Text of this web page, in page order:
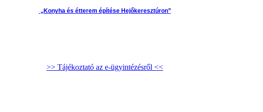
„Konyha és étterem építése Hejőkeresztúron”
>> Tájékoztató az e-ügyintézésről <<